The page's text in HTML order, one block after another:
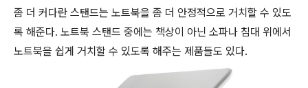
좀 더 커다란 스탠드는 노트북을 좀 더 안정적으로 거치할 수 있도
록 해준다. 노트북 스탠드 중에는 책상이 아닌 소파나 침대 위에서
노트북을 쉽게 거치할 수 있도록 해주는 제품들도 있다.